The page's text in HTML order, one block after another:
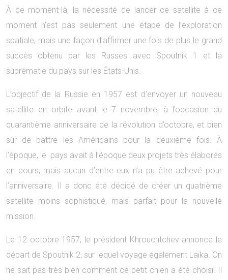
À ce moment-là, la nécessité de lancer ce satellite à ce
moment n’est pas seulement une étape de l’exploration
spatiale, mais une façon d’affirmer une fois de plus le grand
succès obtenu par les Russes avec Spoutnik 1 et la
suprématie du pays sur les États-Unis.
L’objectif de la Russie en 1957 est d’envoyer un nouveau
satellite en orbite avant le 7 novembre, à l’occasion du
quarantième anniversaire de la révolution d’octobre, et bien
sûr de battre les Américains pour la deuxième fois. À
l’époque, le pays avait à l’époque deux projets très élaborés
en cours, mais aucun d’entre eux n’a pu être achevé pour
l’anniversaire. Il a donc été décidé de créer un quatrième
satellite moins sophistiqué, mais parfait pour la nouvelle
mission.
Le 12 octobre 1957, le président Khrouchtchev annonce le
départ de Spoutnik 2, sur lequel voyage également Laïka. On
ne sait pas très bien comment ce petit chien a été choisi. Il